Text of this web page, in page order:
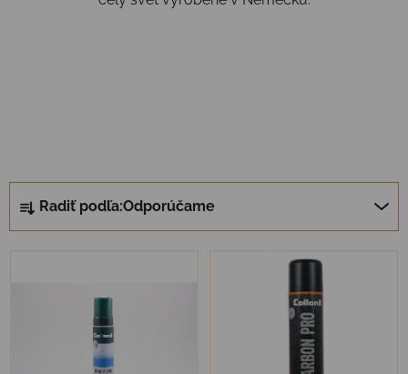
Radiť podľa:Odporúčame
Výpis produktov